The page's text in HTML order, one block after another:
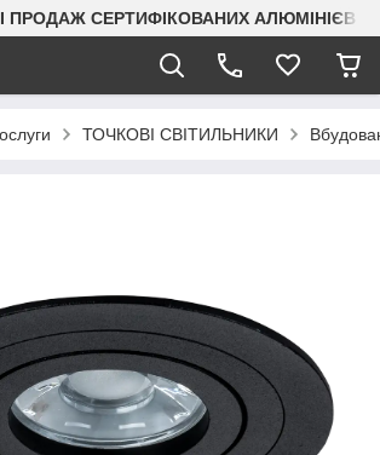
ПРОДАЖ СЕРТИФІКОВАНИХ
ТОЧКОВІ СВІТИЛЬНИКИ